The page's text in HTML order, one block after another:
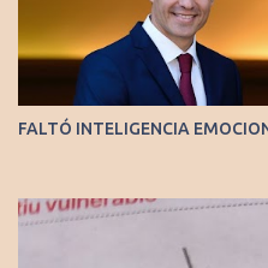
FALTÓ INTELIGENCIA